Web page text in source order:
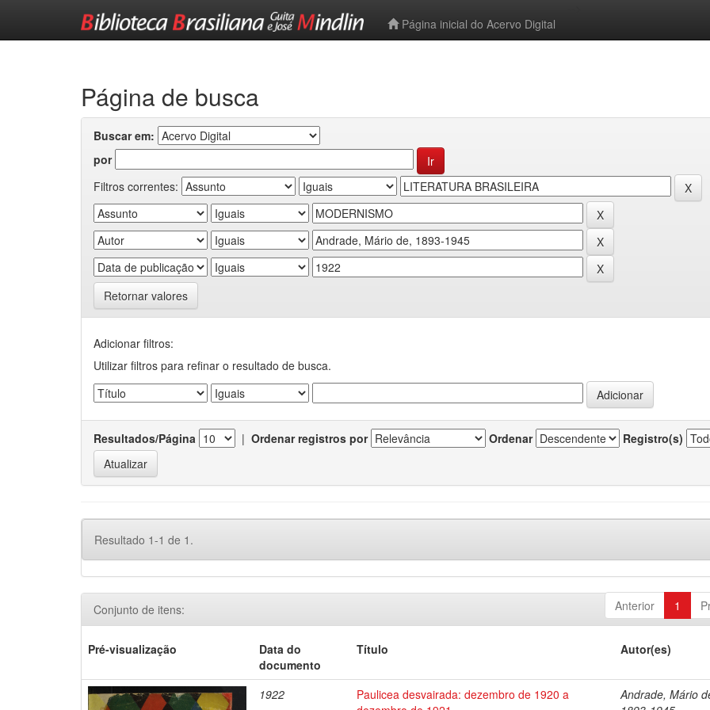
Página inicial do Acervo Digital
Página de busca
Buscar em:
por
Filtros correntes:
Retornar valores
Adicionar filtros:
Utilizar filtros para refinar o resultado de busca.
Resultados/Página | Ordenar registros por Ordenar Registro(s)
Resultado 1-1 de 1.
Anterior 1
Conjunto de itens:
Pré-visualização
Data do
documento
Título Autor(es)
1922
Paulicea desvairada: dezembro de 1920 a
Andrade, Mário